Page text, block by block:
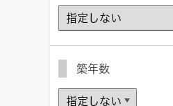
築年数